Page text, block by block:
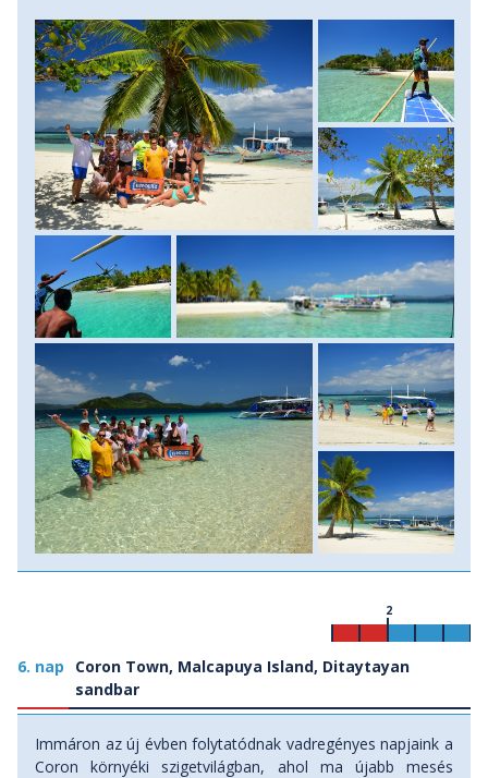
a vízbe, majd a tenger áramlatát kihasználva sodródunk a
korallok fölött, míg a hajónk pár száz méterrel odébb
felvesz bennünket. Innen a Pass Island idilli, pálmafákkal
teli strandja következik, ahol nincs más dolgunk, mint
elfogyasztani ebédünket, s átadni magunkat a tengerparti
könnyed lazulásnak. Szállásunkra visszatérve elmehetünk
egy lelazító masszázsra az elkövetkező napok kalandjaira
rákészülve, majd belevetjük magunkat a szilveszteri
éjszakába! Szállás: szálloda, ellátás: reggeli.
6. nap
Coron Town, Malcapuya Island, Ditaytayan
sandbar
2
Immáron az új évben folytatódnak vadregényes napjaink a
Coron környéki szigetvilágban, ahol ma újabb mesés